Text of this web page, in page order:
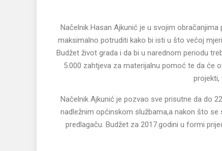
Načelnik Hasan Ajkunić je u svojim
maksimalno potruditi kako bi isti u što većoj
Budžet život grada i da bi u narednom periodu
5.000 zahtjeva za materijalnu pomoć te da će
projekti,
Načelnik Ajkunić je pozvao sve prisutne da do
nadležnim općinskom službama,a nakon što
predlagaču. Budžet za 2017.godini u formi